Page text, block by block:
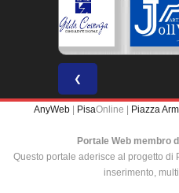
❮
AnyWeb PisaOnline | Piazza
Portale Web membro
Questo portale aderisce al progetto di
inserimento,